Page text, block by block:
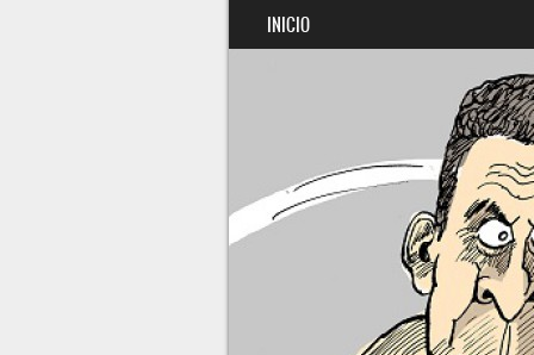
MENÚ
SALTAR AL CONTENIDO
INICIO